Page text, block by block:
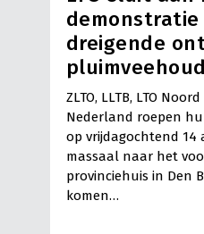
demonstratie
dreigende
ZLTO, LLTB, LTO
Nederland roepen
op vrijdagochtend 14
massaal naar het
provinciehuis in Den
komen…